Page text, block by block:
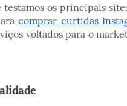
testamos os principais
comprar curtidas
voltados para o